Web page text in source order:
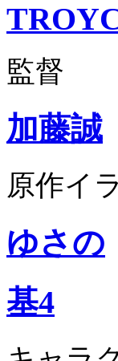
監督
加藤誠
原作イ
ゆさの
基4